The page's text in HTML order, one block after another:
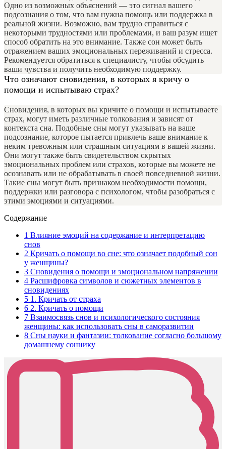
Одно из возможных объяснений — это сигнал вашего
подсознания о том, что вам нужна помощь или поддержка в
реальной жизни. Возможно, вам трудно справиться с
некоторыми трудностями или проблемами, и ваш разум ищет
способ обратить на это внимание. Также сон может быть
отражением ваших эмоциональных переживаний и стресса.
Рекомендуется обратиться к специалисту, чтобы обсудить
ваши чувства и получить необходимую поддержку.
Что означают сновидения, в которых я кричу о
помощи и испытываю страх?
Сновидения, в которых вы кричите о помощи и испытываете
страх, могут иметь различные толкования и зависят от
контекста сна. Подобные сны могут указывать на ваше
подсознание, которое пытается привлечь ваше внимание к
неким тревожным или страшным ситуациям в вашей жизни.
Они могут также быть свидетельством скрытых
эмоциональных проблем или страхов, которые вы можете не
осознавать или не обрабатывать в своей повседневной жизни.
Такие сны могут быть признаком необходимости помощи,
поддержки или разговора с психологом, чтобы разобраться с
этими эмоциями и ситуациями.
Содержание
1 Влияние эмоций на содержание и интерпретацию
снов
2 Кричать о помощи во сне: что означает подобный сон
у женщины?
3 Сновидения о помощи и эмоциональном напряжении
4 Расшифровка символов и сюжетных элементов в
сновидениях
5 1. Кричать от страха
6 2. Кричать о помощи
7 Взаимосвязь снов и психологического состояния
женщины: как использовать сны в саморазвитии
8 Сны науки и фантазии: толкование согласно большому
домашнему соннику